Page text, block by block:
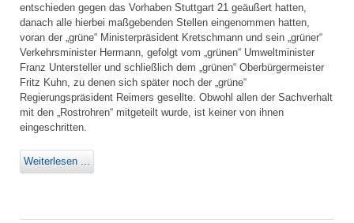
entschieden gegen das Vorhaben Stuttgart 21 geäußert hatten,
danach alle hierbei maßgebenden Stellen eingenommen hatten,
voran der „grüne“ Ministerpräsident Kretschmann und sein „grüner“
Verkehrsminister Hermann, gefolgt vom „grünen“ Umweltminister
Franz Untersteller und schließlich dem „grünen“ Oberbürgermeister
Fritz Kuhn, zu denen sich später noch der „grüne“
Regierungspräsident Reimers gesellte. Obwohl allen der Sachverhalt
mit den „Rostrohren“ mitgeteilt wurde, ist keiner von ihnen
eingeschritten.
Weiterlesen ...